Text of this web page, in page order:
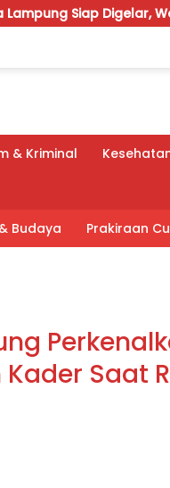
Wahrul Fauzi
& Kriminal
Budaya Prakiraan
Saat